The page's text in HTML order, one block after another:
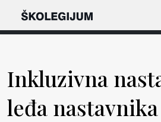
Inkluzivna
leđa nastavnika